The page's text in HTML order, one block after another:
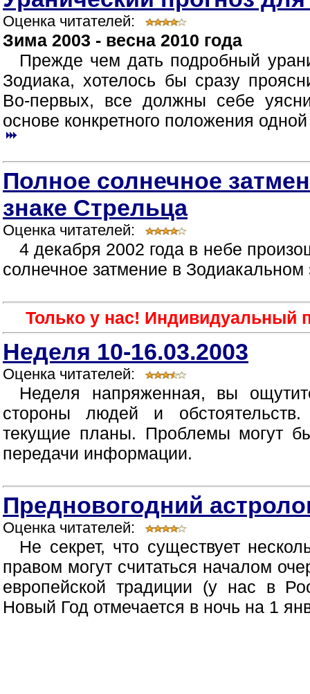
Оценка читателей:
Зима 2003 - весна 2010 года
Прежде чем дать подробный
Зодиака, хотелось бы сразу
Во-первых, все должны себе
основе конкретного положения
Полное солнечное
знаке Стрельца
Оценка читателей:
4 декабря 2002 года в небе
солнечное затмение в Зодиакальном
Только у нас! Индивидуальный
Неделя 10-16.03.2003
Оценка читателей:
Неделя напряженная, вы
стороны людей и
текущие планы. Проблемы могут
передачи информации.
Предновогодний
Оценка читателей:
Не секрет, что существует
правом могут считаться началом
европейской традиции (у нас в
Новый Год отмечается в ночь на 1